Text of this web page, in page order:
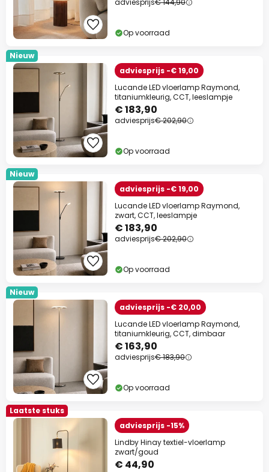
adviesprijs€ 144,90
Op voorraad
Nieuw
adviesprijs -€ 19,00
Lucande LED vloerlamp Raymond,
titaniumkleurig, CCT, leeslampje
€ 183,90
adviesprijs€ 202,90
Op voorraad
Nieuw
adviesprijs -€ 19,00
Lucande LED vloerlamp Raymond,
zwart, CCT, leeslampje
€ 183,90
adviesprijs€ 202,90
Op voorraad
Nieuw
adviesprijs -€ 20,00
Lucande LED vloerlamp Raymond,
titaniumkleurig, CCT, dimbaar
€ 163,90
adviesprijs€ 183,90
Op voorraad
Laatste stuks
adviesprijs -15%
Lindby Hinay textiel-vloerlamp
zwart/goud
€ 44,90